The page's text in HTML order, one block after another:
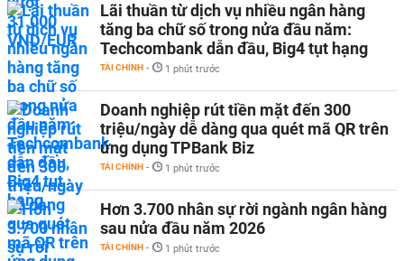
Lãi thuần từ dịch vụ nhiều ngân hàng
tăng ba chữ số trong nửa đầu năm:
Techcombank dẫn đầu, Big4 tụt hạng
TÀI CHÍNH - 1 phút trước
Doanh nghiệp rút tiền mặt đến 300
triệu/ngày dễ dàng qua quét mã QR trên
ứng dụng TPBank Biz
TÀI CHÍNH - 1 phút trước
Hơn 3.700 nhân sự rời ngành ngân hàng
sau nửa đầu năm 2026
TÀI CHÍNH - 1 phút trước